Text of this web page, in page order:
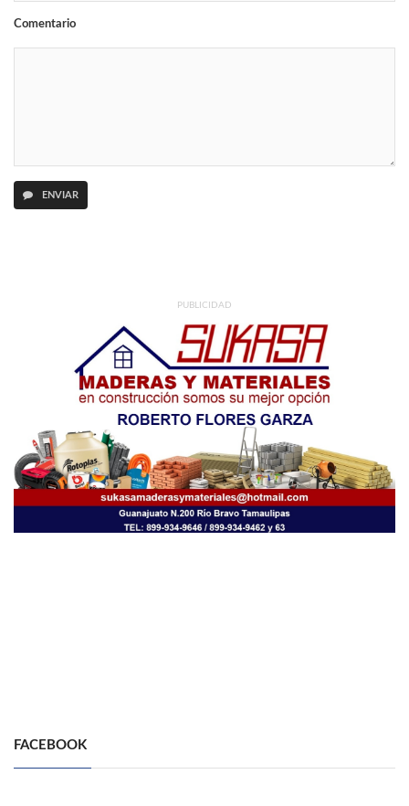
Comentario
ENVIAR
PUBLICIDAD
FACEBOOK